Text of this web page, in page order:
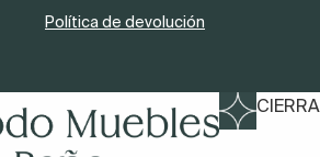
Política de devolución
CIERRA